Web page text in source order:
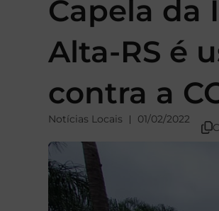
Capela da
Alta-RS é
contra a
Notícias Locais 01/02/2022